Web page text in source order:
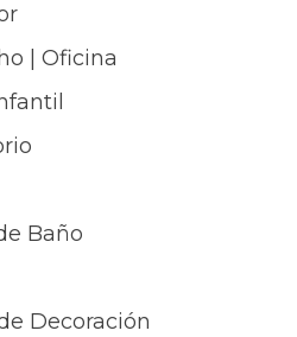
| Oficina
Baño
Decoración